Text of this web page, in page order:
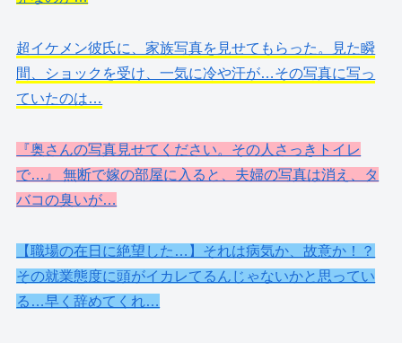
超イケメン彼氏に、家族写真を見せてもらった。見た瞬
間、ショックを受け、一気に冷や汗が…その写真に写っ
ていたのは…
『奥さんの写真見せてください。その人さっきトイレ
で…』 無断で嫁の部屋に入ると、夫婦の写真は消え、タ
バコの臭いが…
【職場の在日に絶望した…】それは病気か、故意か！？
その就業態度に頭がイカレてるんじゃないかと思ってい
る…早く辞めてくれ…